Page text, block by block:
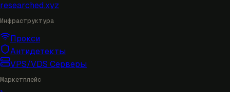
researched.xyz
Инфраструктура
Прокси
Антидетекты
VPS/VDS Серверы
Маркетплейс